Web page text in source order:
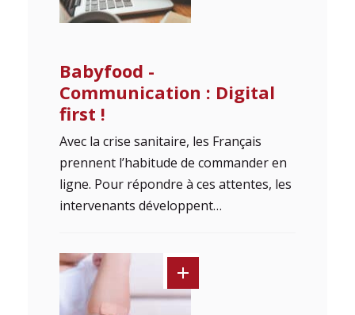
Babyfood -
Communication : Digital
first !
Avec la crise sanitaire, les Français
prennent l’habitude de commander en
ligne. Pour répondre à ces attentes, les
intervenants développent…